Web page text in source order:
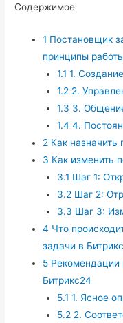
Содержимое
1 Постановщик
принципы
1.1 1.
1.2 2.
1.3 3.
1.4 4.
2 Как назначить
3 Как изменить
3.1 Шаг 1:
3.2 Шаг 2:
3.3 Шаг 3:
4 Что
задачи в
5 Рекомендации
Битрикс24
5.1 1. Ясное
5.2 2.